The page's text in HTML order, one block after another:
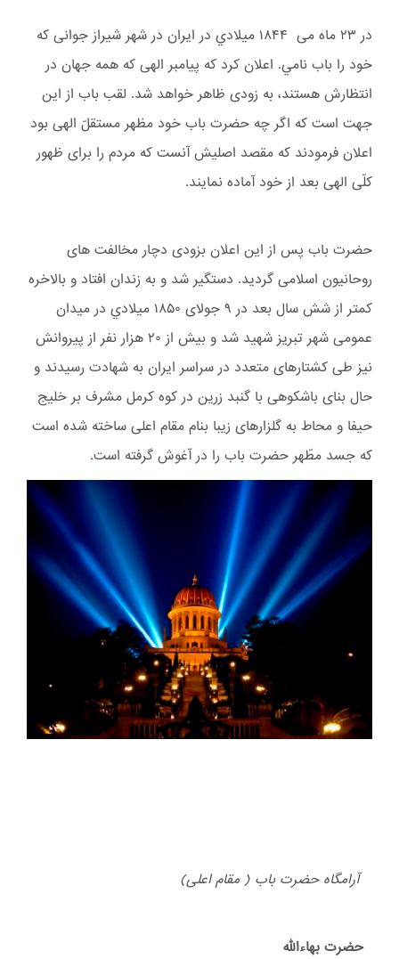
در ۲۳ ماه می ۱۸۴۴ ميلادي در ایران در شهر شیراز جوانی که
خود را باب نامي. اعلان کرد که پیامبر الهی که همه جهان در
انتظارش هستند، به زودی ظاهر خواهد شد. لقب باب از این
جهت است که اگر چه حضرت باب خود مظهر مستقلّ الهی بود
اعلان فرمودند که مقصد اصلیش آنست که مردم را برای ظهور
کلّی الهی بعد از خود آماده نمایند.
حضرت باب پس از این اعلان بزودی دچار مخالفت های
روحانیون اسلامی گردید. دستگیر شد و به زندان افتاد و بالاخره
کمتر از شش سال بعد در ۹ جولای ۱۸۵۰ ميلادي در میدان
عمومی شهر تبریز شهید شد و بیش از ۲۰ هزار نفر از پیروانش
نیز طی کشتارهای متعدد در سراسر ایران به شهادت رسیدند و
حال بنای باشكوهی با گنبد زرین در کوه کرمل مشرف بر خلیج
حیفا و محاط به گلزارهای زیبا بنام مقام اعلی ساخته شده است
که جسد مطّهر حضرت باب را در آغوش گرفته است.
آرامگاه حضرت باب ( مقام اعلی)
حضرت بهاءالله